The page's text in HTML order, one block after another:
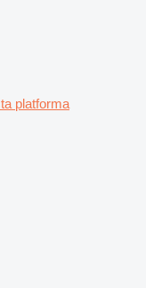
platforma